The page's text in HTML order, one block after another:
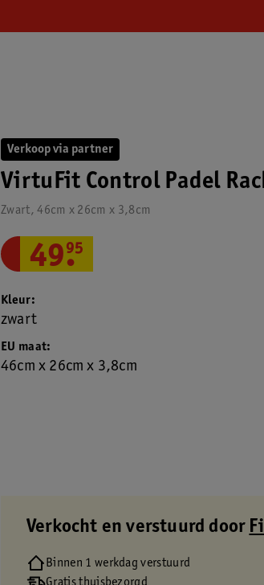
Verkoop via partner
VirtuFit Control Padel
Zwart, 46cm x 26cm x 3,8cm
49.
95
EU maat
46cm x 26cm x 3,8cm
Kleur
zwart
Verkocht en verstuurd door
Binnen 1 werkdag verstuurd